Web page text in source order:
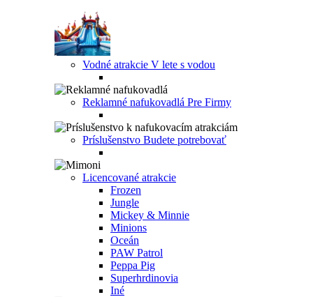
Vodné atrakcie V lete s vodou
Reklamné nafukovadlá Pre Firmy
Príslušenstvo Budete potrebovať
Licencované atrakcie
Frozen
Jungle
Mickey & Minnie
Minions
Oceán
PAW Patrol
Peppa Pig
Superhrdinovia
Iné